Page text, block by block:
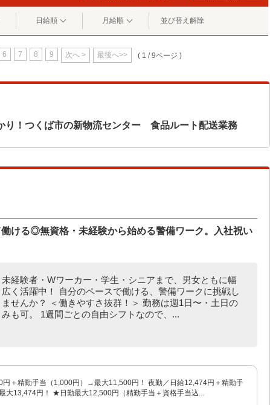
日給順 月給順 並び替え解除
6 7 8 9 次へ > 最後へ>> ( 1 / 9ページ )
り！つくば市の新物流センター 食品ルート配送業務
ける◎無資格・未経験から始める警備ワーク。入社祝い
未経験者・Wワーカー・学生・シニアまで、男女ともに幅
広く活躍中！ 自分のペースで働ける、警備ワークに挑戦し
ませんか？ ＜働きやすさ抜群！＞ 勤務は週1日〜・土日の
みも可。 1週間ごとの自由シフトなので、...
円＋精勤手当（1,000円）→最大11,500円！ 夜勤／日給12,474円＋精勤手
大13,474円！ ★日勤最大12,500円（精勤手当＋資格手当込...